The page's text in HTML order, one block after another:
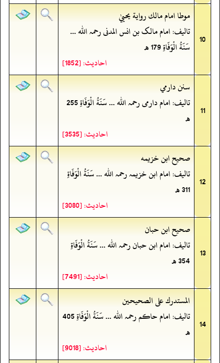
10
موطا امام مالك رواية يحييٰ
تالیف: امام مالک بن انس المدنی رحمہ اللہ ...
سَنَةُ الْوَفَاةِ 179 ھ
احادیث: [1852]
11
سنن دارمي
تالیف: امام دارمی رحمہ اللہ ... سَنَةُ الْوَفَاةِ 255
ھ
احادیث: [3535]
12
صحيح ابن خزيمه
تالیف: امام ابن خزیمہ رحمہ اللہ ... سَنَةُ الْوَفَاةِ
311 ھ
احادیث: [3080]
13
صحیح ابن حبان
تالیف: امام ابن حبان رحمہ اللہ ... سَنَةُ الْوَفَاةِ
354 ھ
احادیث: [7491]
14
المستدرك على الصحيحين
تالیف: امام حاکم رحمہ اللہ ... سَنَةُ الْوَفَاةِ 405
ھ
احادیث: [9018]